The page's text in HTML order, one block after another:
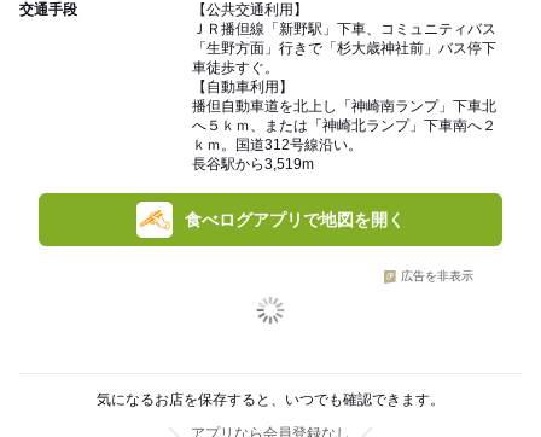
交通手段
【公共交通利用】
ＪＲ播但線「新野駅」下車、コミュニティバス
「生野方面」行きで「杉大歳神社前」バス停下
車徒歩すぐ。
【自動車利用】
播但自動車道を北上し「神崎南ランプ」下車北
へ５ｋｍ、または「神崎北ランプ」下車南へ２
ｋｍ。国道312号線沿い。
長谷駅から3,519m
食べログアプリで地図を開く
広告を非表示
気になるお店を保存すると、いつでも確認できます。